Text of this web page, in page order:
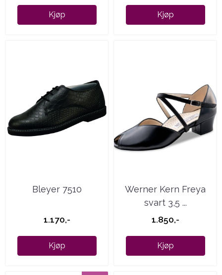
Kjøp Kjøp
Bleyer 7510
1.170,-
Kjøp
Werner Kern Freya
svart 3,5 ...
1.850,-
Kjøp